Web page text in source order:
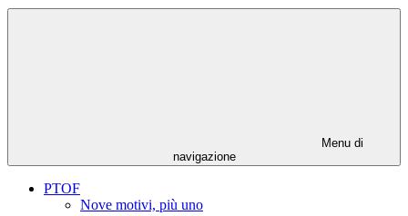
Menu di
navigazione
PTOF
Nove motivi, più uno